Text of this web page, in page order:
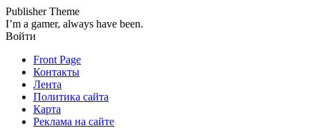
Publisher Theme
I’m a gamer, always have been.
Войти
Front Page
Контакты
Лента
Политика сайта
Карта
Реклама на сайте